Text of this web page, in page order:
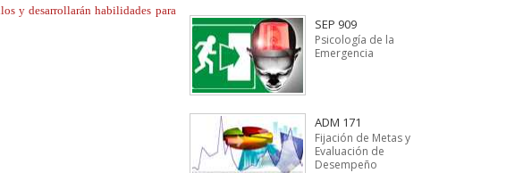
y desarrollarán habilidades para
SEP 909
Psicología de la
Emergencia
ADM 171
Fijación de Metas y
Evaluación de
Desempeño